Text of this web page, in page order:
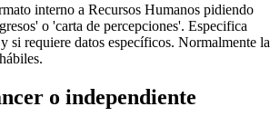
interno a Recursos Humanos pidiendo
o 'carta de percepciones'. Especifica
si requiere datos específicos. Normalmente la
o independiente